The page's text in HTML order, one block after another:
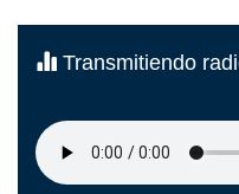
Transmitiendo